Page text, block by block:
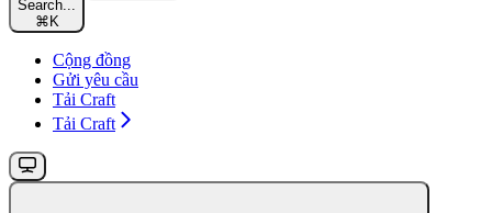
Search...
⌘K
Cộng đồng
Gửi yêu cầu
Tải Craft
Tải Craft